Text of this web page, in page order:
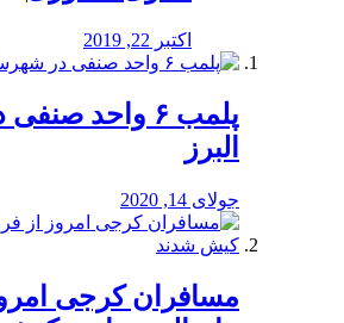
اکتبر 22, 2019
پلمب ۶ واحد
البرز
جولای 14, 2020
مسافران کرجی